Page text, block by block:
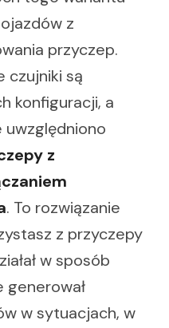
z
przyczep.
czujniki są
konfiguracji, a
z
. To rozwiązanie
z przyczepy
w sposób
generował
w sytuacjach, w